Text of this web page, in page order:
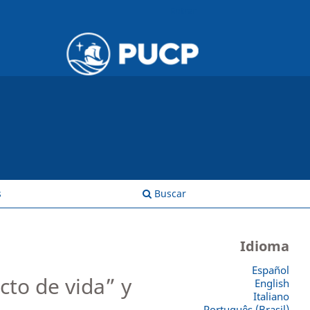
Buscar
de vida” y
Idioma
Español
English
Italiano